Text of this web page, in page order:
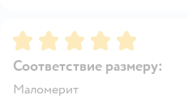
Рейтинг:5
Соответствие размеру:
Маломерит